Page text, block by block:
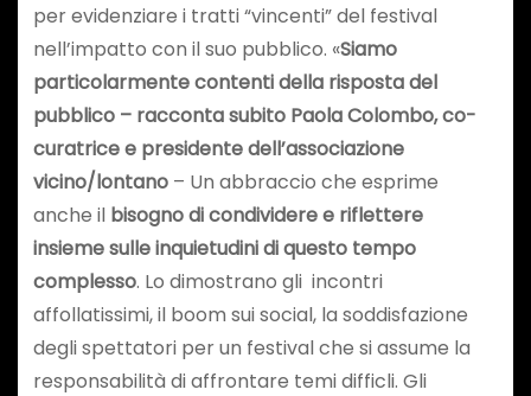
per evidenziare i tratti “vincenti” del festival
nell’impatto con il suo pubblico. «Siamo
particolarmente contenti della risposta del
pubblico – racconta subito Paola Colombo, co-
curatrice e presidente dell’associazione
vicino/lontano – Un abbraccio che esprime
anche il bisogno di condividere e riflettere
insieme sulle inquietudini di questo tempo
complesso. Lo dimostrano gli incontri
affollatissimi, il boom sui social, la soddisfazione
degli spettatori per un festival che si assume la
responsabilità di affrontare temi difficli. Gli